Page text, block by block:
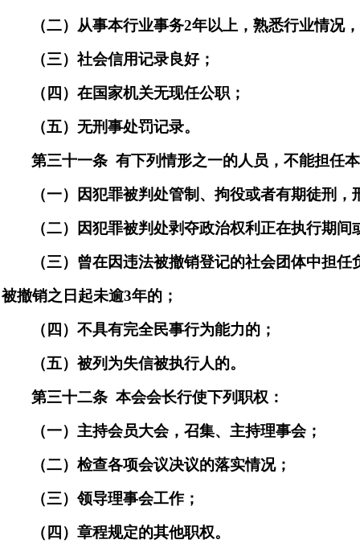
（二）从事本行业事务2年以上，熟悉行业情况
（三）社会信用记录良好；
（四）在国家机关无现任公职；
（五）无刑事处罚记录。
第三十一条 有下列情形之一的人员，不能担任
（一）因犯罪被判处管制、拘役或者有期徒刑
（二）因犯罪被判处剥夺政治权利正在执行期
（三）曾在因违法被撤销登记的社会团体中担
被撤销之日起未逾3年的；
（四）不具有完全民事行为能力的 ；
（五）被列为失信被执行人的。
第三十二条 本会会长行使下列职权：
（一）主持会员大会，召集、主持理事会；
（二）检查各项会议决议的落实情况；
（三）领导理事会工作；
（ 四 ）章程规定的其他职权。